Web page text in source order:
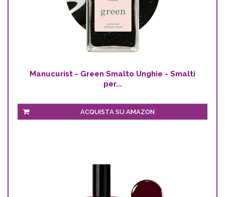
Manucurist - Green Smalto Unghie - Smalti
per...
ACQUISTA SU AMAZON